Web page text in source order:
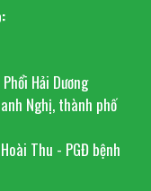
Hải Dương
Nghị, thành phố
Thu - PGĐ bệnh